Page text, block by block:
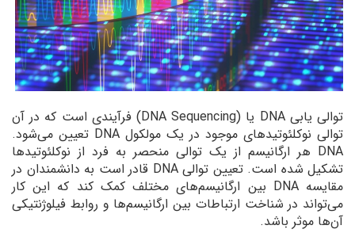
توالی یابی DNA یا (DNA Sequencing) فرآیندی است که در آن
توالی نوکلئوتیدهای موجود در یک مولکول DNA تعیین می‌شود.
DNA هر ارگانیسم از یک توالی منحصر به فرد از نوکلئوتیدها
تشکیل شده است. تعیین توالی DNA قادر است به دانشمندان در
مقایسه DNA بین ارگانیسم‌های مختلف کمک کند که این کار
می‌تواند در شناخت ارتباطات بین ارگانیسم‌ها و روابط فیلوژنتیکی
آن‌ها موثر باشد.